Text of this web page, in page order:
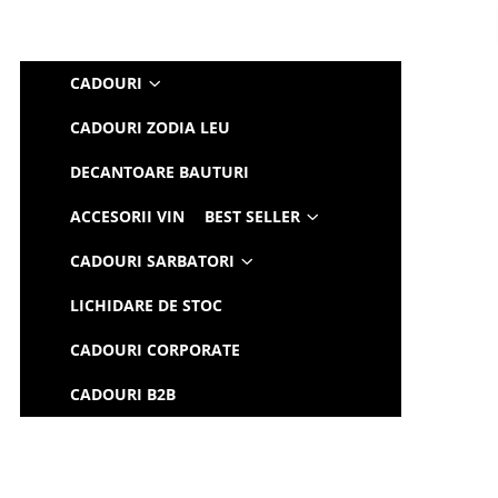
CADOURI
CADOURI ZODIA LEU
DECANTOARE BAUTURI
ACCESORII VIN BEST SELLER
CADOURI SARBATORI
LICHIDARE DE STOC
CADOURI CORPORATE
CADOURI B2B